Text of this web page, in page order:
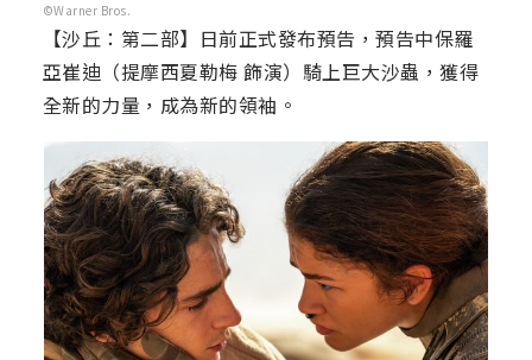
©Warner Bros.
【沙丘：第二部】日前正式發布預告，預告中保羅
亞崔迪（提摩西夏勒梅 飾演）騎上巨大沙蟲，獲得
全新的力量，成為新的領袖。